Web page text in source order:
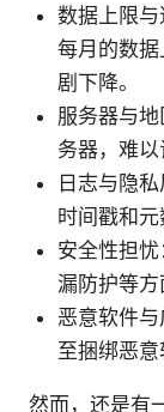
数据上限
每月的数
剧下降。
服务器与
务器，难以
日志与隐
时间戳和元
安全性担
漏防护等方
恶意软件
至捆绑恶意
然而，还是有